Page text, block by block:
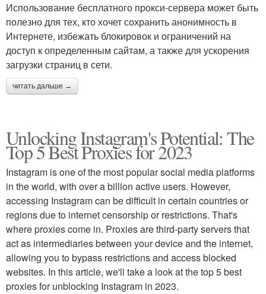
Использование бесплатного прокси-сервера может быть
полезно для тех, кто хочет сохранить анонимность в
Интернете, избежать блокировок и ограничений на
доступ к определенным сайтам, а также для ускорения
загрузки страниц в сети.
читать дальше →
Unlocking Instagram's Potential: The
Top 5 Best Proxies for 2023
Instagram is one of the most popular social media platforms
in the world, with over a billion active users. However,
accessing Instagram can be difficult in certain countries or
regions due to internet censorship or restrictions. That's
where proxies come in. Proxies are third-party servers that
act as intermediaries between your device and the internet,
allowing you to bypass restrictions and access blocked
websites. In this article, we'll take a look at the top 5 best
proxies for unblocking Instagram in 2023.